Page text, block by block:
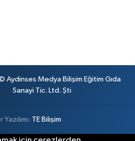
Aydinses Medya Bilişim Eğitim Gıda
Sanayi Tic. Ltd. Şti
TE Bilişim